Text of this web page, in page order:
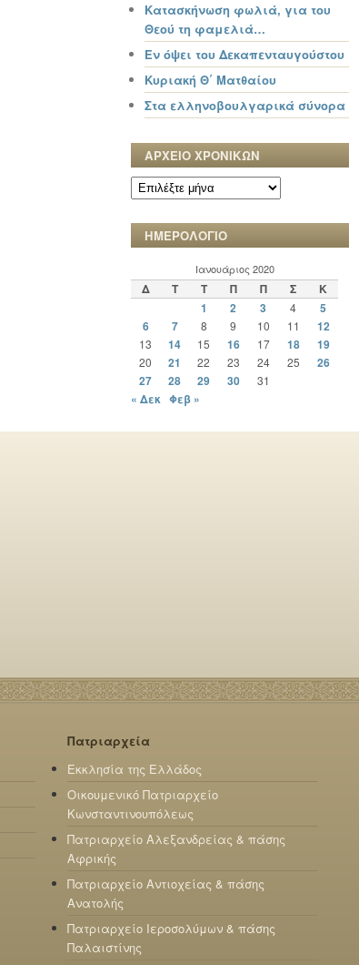
Κατασκήνωση φωλιά, για του
Θεού τη φαμελιά…
Εν όψει του Δεκαπενταυγούστου
Κυριακή Θ΄ Ματθαίου
Στα ελληνοβουλγαρικά σύνορα
ΑΡΧΕΙΟ ΧΡΟΝΙΚΩΝ
ΑΡΧΕΙΟ
ΧΡΟΝΙΚΩΝ
ΗΜΕΡΟΛΟΓΙΟ
Ιανουάριος 2020
Δ Τ Τ Π Π Σ
Κ
1
2 3 4
5
6
7 8 9 10 11 12
13 14 15 16 17 18 19
20 21 22 23 24 25
26
27
28 29 30 31
« Δεκ Φεβ »
Πατριαρχεία
Εκκλησία της Ελλάδος
Οικουμενικό Πατριαρχείο
Κωνσταντινουπόλεως
Πατριαρχείο Αλεξανδρείας & πάσης
Αφρικής
Πατριαρχείο Αντιοχείας & πάσης
Ανατολής
Πατριαρχείο Ιεροσολύμων & πάσης
Παλαιστίνης